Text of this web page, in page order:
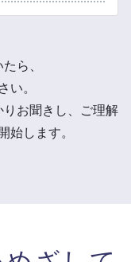
ら、
い。
お聞きし、ご理解
始します。